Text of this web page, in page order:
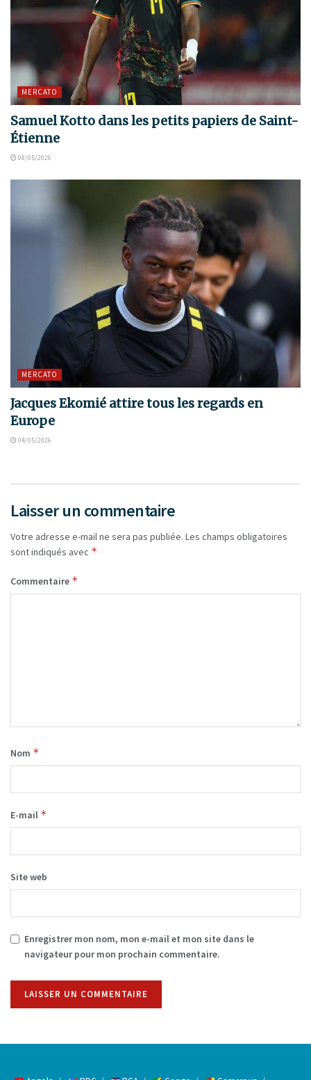
MERCATO
Samuel Kotto dans les petits papiers de Saint-
Étienne
08/05/2026
MERCATO
Jacques Ekomié attire tous les regards en
Europe
04/05/2026
Laisser un commentaire
Votre adresse e-mail ne sera pas publiée. Les champs obligatoires
sont indiqués avec *
Commentaire *
Nom *
E-mail *
Site web
Enregistrer mon nom, mon e-mail et mon site dans le
navigateur pour mon prochain commentaire.